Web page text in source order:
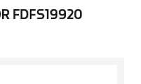
FDFS19920